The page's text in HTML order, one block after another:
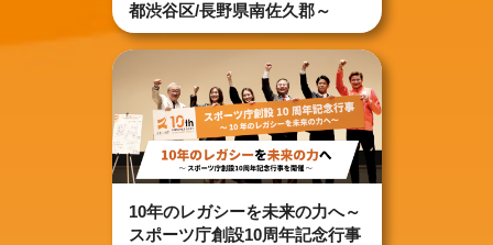
都渋谷区/長野県南佐久郡～
10年のレガシーを未来の力へ～
スポーツ庁創設10周年記念行事